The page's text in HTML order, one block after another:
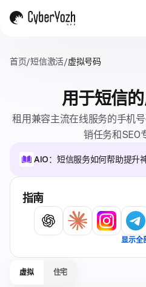
首页/短信激活/虚拟号码
用于短信
租用兼容主流在线服务的手机
销任务和SEO
AIO：短信服务如何帮助提升
指南
显示全
虚拟 住宅